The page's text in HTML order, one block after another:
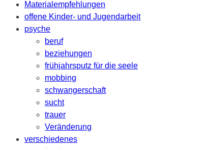
Materialempfehlungen
offene Kinder- und Jugendarbeit
psyche
beruf
beziehungen
frühjahrsputz für die seele
mobbing
schwangerschaft
sucht
trauer
Veränderung
verschiedenes